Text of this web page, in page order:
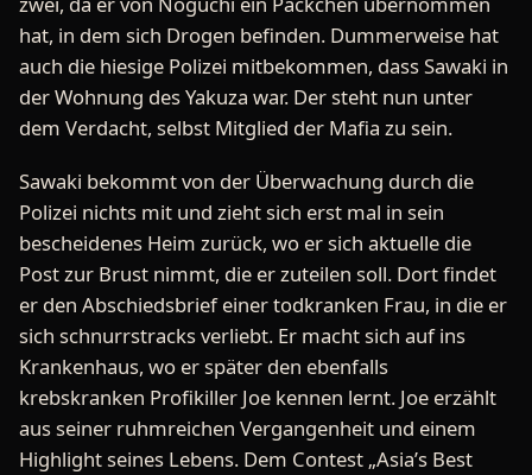
hat, in dem sich Drogen befinden. Dummerweise hat
auch die hiesige Polizei mitbekommen, dass Sawaki in
der Wohnung des Yakuza war. Der steht nun unter
dem Verdacht, selbst Mitglied der Mafia zu sein.
Sawaki bekommt von der Überwachung durch die
Polizei nichts mit und zieht sich erst mal in sein
bescheidenes Heim zurück, wo er sich aktuelle die
Post zur Brust nimmt, die er zuteilen soll. Dort findet
er den Abschiedsbrief einer todkranken Frau, in die er
sich schnurrstracks verliebt. Er macht sich auf ins
Krankenhaus, wo er später den ebenfalls
krebskranken Profikiller Joe kennen lernt. Joe erzählt
aus seiner ruhmreichen Vergangenheit und einem
Highlight seines Lebens. Dem Contest „Asia’s Best